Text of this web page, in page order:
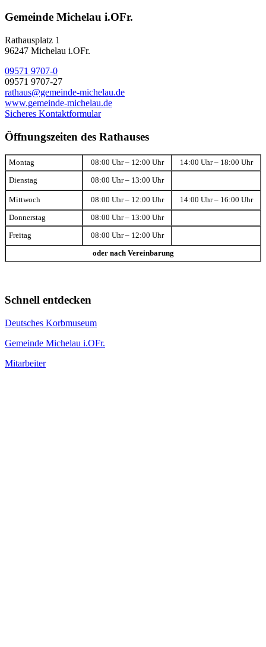
Gemeinde Michelau i.OFr.
Rathausplatz 1
96247 Michelau i.OFr.
09571 9707-0
09571 9707-27
rathaus@gemeinde-michelau.de
www.gemeinde-michelau.de
Sicheres Kontaktformular
Öffnungszeiten des Rathauses
Montag 08:00 Uhr – 12:00 Uhr 14:00 Uhr – 18:00 Uhr
Dienstag 08:00 Uhr – 13:00 Uhr
Mittwoch 08:00 Uhr – 12:00 Uhr 14:00 Uhr – 16:00 Uhr
Donnerstag 08:00 Uhr – 13:00 Uhr
Freitag 08:00 Uhr – 12:00 Uhr
oder nach Vereinbarung
Schnell entdecken
Deutsches Korbmuseum
Gemeinde Michelau i.OFr.
Mitarbeiter